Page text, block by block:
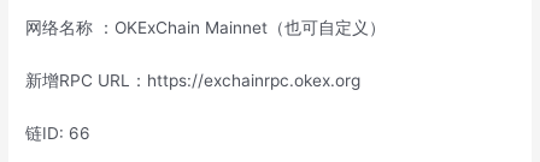
网络名称 ：OKExChain Mainnet（也可自定义）
新增RPC URL：https://exchainrpc.okex.org
链ID: 66